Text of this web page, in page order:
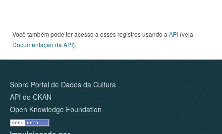
Você também pode ter acesso a esses registros usando a API (veja
Documentação da API).
Sobre Portal de Dados da Cultura
API do CKAN
Open Knowledge Foundation